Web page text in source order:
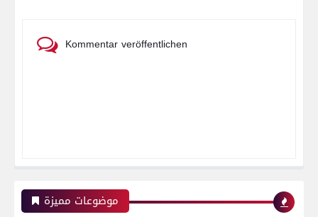
Kommentar veröffentlichen
موضوعات مميزة